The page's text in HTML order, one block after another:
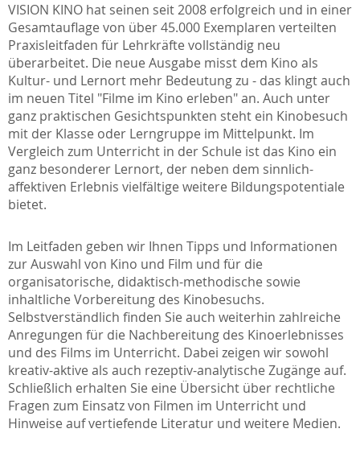
VISION KINO hat seinen seit 2008 erfolgreich und in einer
Gesamtauflage von über 45.000 Exemplaren verteilten
Praxisleitfaden für Lehrkräfte vollständig neu
überarbeitet. Die neue Ausgabe misst dem Kino als
Kultur- und Lernort mehr Bedeutung zu - das klingt auch
im neuen Titel "Filme im Kino erleben" an. Auch unter
ganz praktischen Gesichtspunkten steht ein Kinobesuch
mit der Klasse oder Lerngruppe im Mittelpunkt. Im
Vergleich zum Unterricht in der Schule ist das Kino ein
ganz besonderer Lernort, der neben dem sinnlich-
affektiven Erlebnis vielfältige weitere Bildungspotentiale
bietet.
Im Leitfaden geben wir Ihnen Tipps und Informationen
zur Auswahl von Kino und Film und für die
organisatorische, didaktisch-methodische sowie
inhaltliche Vorbereitung des Kinobesuchs.
Selbstverständlich finden Sie auch weiterhin zahlreiche
Anregungen für die Nachbereitung des Kinoerlebnisses
und des Films im Unterricht. Dabei zeigen wir sowohl
kreativ-aktive als auch rezeptiv-analytische Zugänge auf.
Schließlich erhalten Sie eine Übersicht über rechtliche
Fragen zum Einsatz von Filmen im Unterricht und
Hinweise auf vertiefende Literatur und weitere Medien.